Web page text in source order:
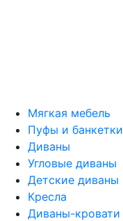
Мягкая мебель
Пуфы и банкетки
Диваны
Угловые диваны
Детские диваны
Кресла
Диваны-кровати